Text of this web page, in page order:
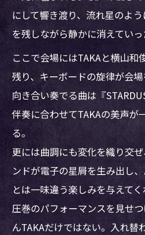
にして響き渡り、流れ星のよ
を残しながら静かに消えていっ
ここで会場にはTAKAと横山和
残り、キーボードの旋律が会
向き合い奏でる曲は『
伴奏に合わせてTAKAの美声が
る。
更には曲調にも変化を織り交
ンドが電子の星屑を生み出し
とは一味違う楽しみを与えてく
圧巻のパフォーマンスを見せ
んTAKAだけではない。入れ替